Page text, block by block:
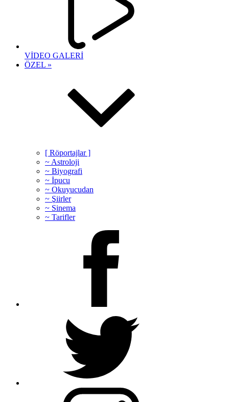
VİDEO GALERİ
ÖZEL »
[ Röportajlar ]
~ Astroloji
~ Biyografi
~ İpucu
~ Okuyucudan
~ Şiirler
~ Sinema
~ Tarifler